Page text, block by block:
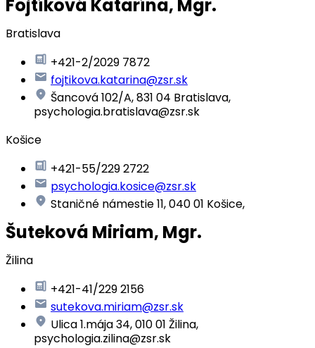
Fojtíková Katarína, Mgr.
Bratislava
+421-2/2029 7872
fojtikova.katarina@zsr.sk
Šancová 102/A, 831 04 Bratislava,
psychologia.bratislava@zsr.sk
Košice
+421-55/229 2722
psychologia.kosice@zsr.sk
Staničné námestie 11, 040 01 Košice,
Šuteková Miriam, Mgr.
Žilina
+421-41/229 2156
sutekova.miriam@zsr.sk
Ulica 1.mája 34, 010 01 Žilina,
psychologia.zilina@zsr.sk